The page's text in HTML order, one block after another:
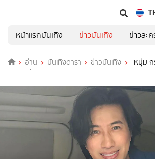
หน้าแรกบันเทิง
ข่าวบันเทิง ข่าวละ
อ่าน บันเทิงดารา ข่าวบันเทิง
“หนุ่ม ก
ฟ้อง “เบียร์ เดอะวอยซ์”